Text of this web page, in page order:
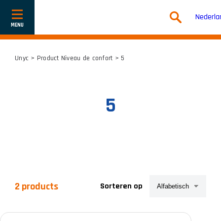
Toon
of
Unyc > Product Niveau de confort > 5
5
Productcategorieën
2 products Sorteren op